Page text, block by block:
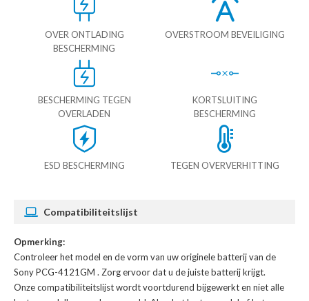
OVER ONTLADING
BESCHERMING
OVERSTROOM BEVEILIGING
BESCHERMING TEGEN
OVERLADEN
KORTSLUITING
BESCHERMING
ESD BESCHERMING TEGEN OVERVERHITTING
Compatibiliteitslijst
Opmerking:
Controleer het model en de vorm van uw originele batterij van de
Sony PCG-4121GM . Zorg ervoor dat u de juiste batterij krijgt.
Onze compatibiliteitslijst wordt voortdurend bijgewerkt en niet alle